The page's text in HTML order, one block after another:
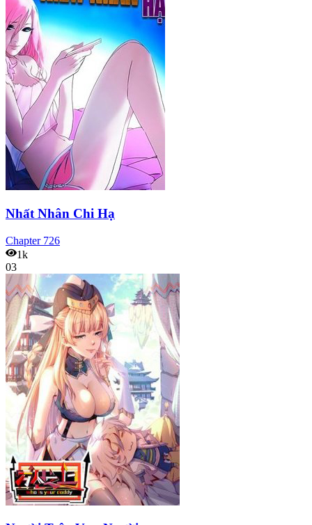
Nhất Nhân Chi Hạ
Chapter 726
1k
03